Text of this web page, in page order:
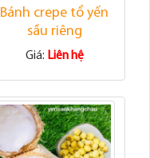
Bánh crepe tổ yến
sầu riêng
Giá: Liên hệ